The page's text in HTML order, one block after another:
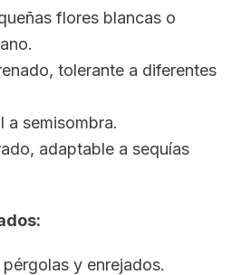
flores blancas o
tolerante a diferentes
a semisombra.
adaptable a sequías
y enrejados.